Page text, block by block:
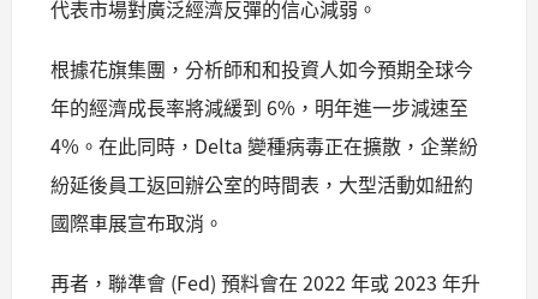
代表市場對廣泛經濟反彈的信心減弱。
根據花旗集團，分析師和和投資人如今預期全球今
年的經濟成長率將減緩到 6%，明年進一步減速至
4%。在此同時，Delta 變種病毒正在擴散，企業紛
紛延後員工返回辦公室的時間表，大型活動如紐約
國際車展宣布取消。
再者，聯準會 (Fed) 預料會在 2022 年或 2023 年升